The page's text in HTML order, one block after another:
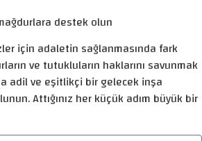
destek olun
için adaletin sağlanmasında fark
ve tutukluların haklarını savunmak
adil ve eşitlikçi bir gelecek inşa
Attığınız her küçük adım büyük bir